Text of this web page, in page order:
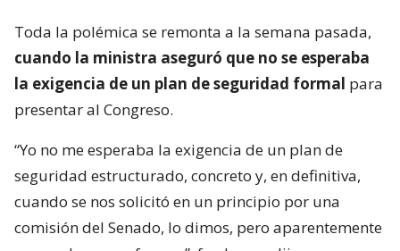
Toda la polémica se remonta a la semana pasada,
cuando la ministra aseguró que no se esperaba
la exigencia de un plan de seguridad formal para
presentar al Congreso.
“Yo no me esperaba la exigencia de un plan de
seguridad estructurado, concreto y, en definitiva,
cuando se nos solicitó en un principio por una
comisión del Senado, lo dimos, pero aparentemente